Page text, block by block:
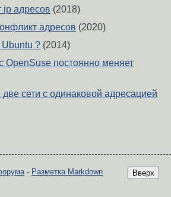
ip адресов (2018)
адресов (2020)
Ubuntu ? (2014)
OpenSuse постоянно меняет
две сети с одинаковой адресацией
Вверх
- Разметка Markdown